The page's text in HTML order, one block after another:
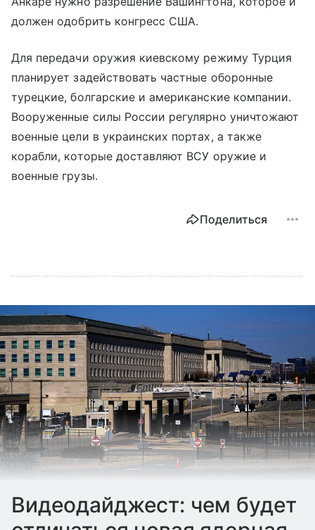
должен одобрить конгресс США.
Для передачи оружия киевскому режиму Турция
планирует задействовать частные оборонные
турецкие, болгарские и американские компании.
Вооруженные силы России регулярно уничтожают
военные цели в украинских портах, а также
корабли, которые доставляют ВСУ оружие и
военные грузы.
Поделиться
Видеодайджест: чем будет